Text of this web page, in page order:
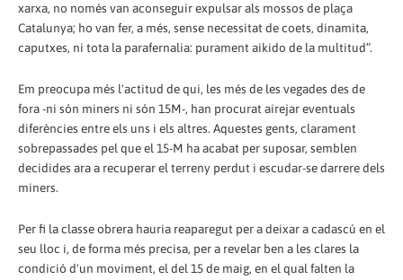
xarxa, no només van aconseguir expulsar als mossos de plaça
Catalunya; ho van fer, a més, sense necessitat de coets, dinamita,
caputxes, ni tota la parafernalia: purament aikido de la multitud”.
Em preocupa més l'actitud de qui, les més de les vegades des de
fora -ni són miners ni són 15M-, han procurat airejar eventuals
diferències entre els uns i els altres. Aquestes gents, clarament
sobrepassades pel que el 15-M ha acabat per suposar, semblen
decidides ara a recuperar el terreny perdut i escudar-se darrere dels
miners.
Per fi la classe obrera hauria reaparegut per a deixar a cadascú en el
seu lloc i, de forma més precisa, per a revelar ben a les clares la
condició d'un moviment, el del 15 de maig, en el qual falten la